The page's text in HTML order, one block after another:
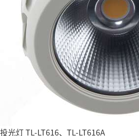
投光灯 TL-LT616、TL-LT616A